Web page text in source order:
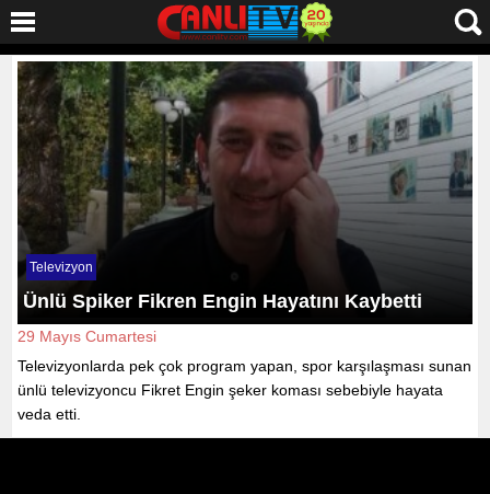
Televizyon
Ünlü Spiker Fikren Engin Hayatını Kaybetti
29 Mayıs Cumartesi
Televizyonlarda pek çok program yapan, spor karşılaşması sunan
ünlü televizyoncu Fikret Engin şeker koması sebebiyle hayata
veda etti.